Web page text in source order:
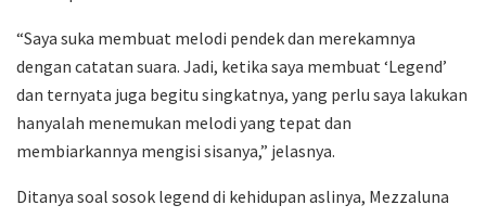
“Saya suka membuat melodi pendek dan merekamnya
dengan catatan suara. Jadi, ketika saya membuat ‘Legend’
dan ternyata juga begitu singkatnya, yang perlu saya lakukan
hanyalah menemukan melodi yang tepat dan
membiarkannya mengisi sisanya,” jelasnya.
Ditanya soal sosok legend di kehidupan aslinya, Mezzaluna